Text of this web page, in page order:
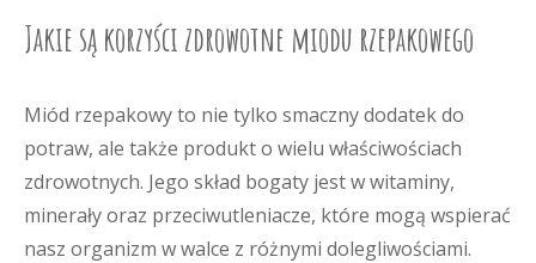
Jakie są korzyści zdrowotne miodu rzepakowego
Miód rzepakowy to nie tylko smaczny dodatek do
potraw, ale także produkt o wielu właściwościach
zdrowotnych. Jego skład bogaty jest w witaminy,
minerały oraz przeciwutleniacze, które mogą wspierać
nasz organizm w walce z różnymi dolegliwościami.